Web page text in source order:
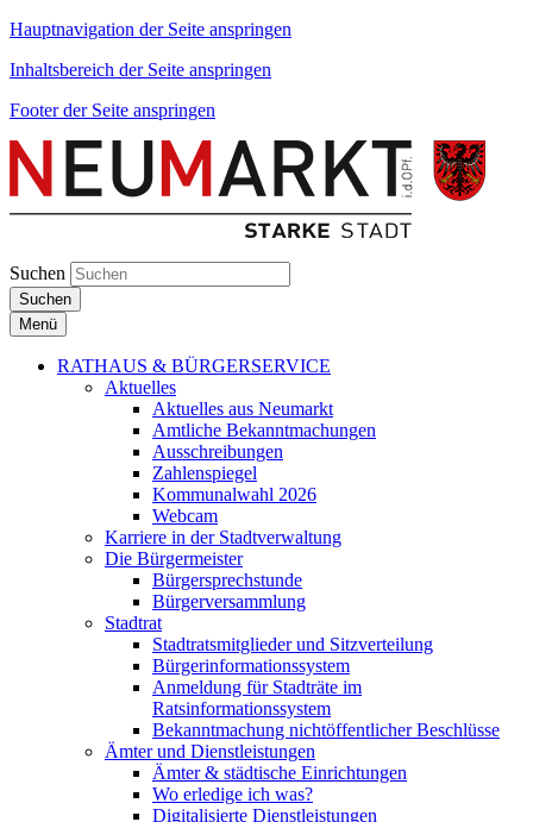
Hauptnavigation der Seite anspringen
Inhaltsbereich der Seite anspringen
Footer der Seite anspringen
Suchen
Suchen
Menü
RATHAUS & BÜRGERSERVICE
Aktuelles
Aktuelles aus Neumarkt
Amtliche Bekanntmachungen
Ausschreibungen
Zahlenspiegel
Kommunalwahl 2026
Webcam
Karriere in der Stadtverwaltung
Die Bürgermeister
Bürgersprechstunde
Bürgerversammlung
Stadtrat
Stadtratsmitglieder und Sitzverteilung
Bürgerinformationssystem
Anmeldung für Stadträte im
Ratsinformationssystem
Bekanntmachung nichtöffentlicher Beschlüsse
Ämter und Dienstleistungen
Ämter & städtische Einrichtungen
Wo erledige ich was?
Digitalisierte Dienstleistungen